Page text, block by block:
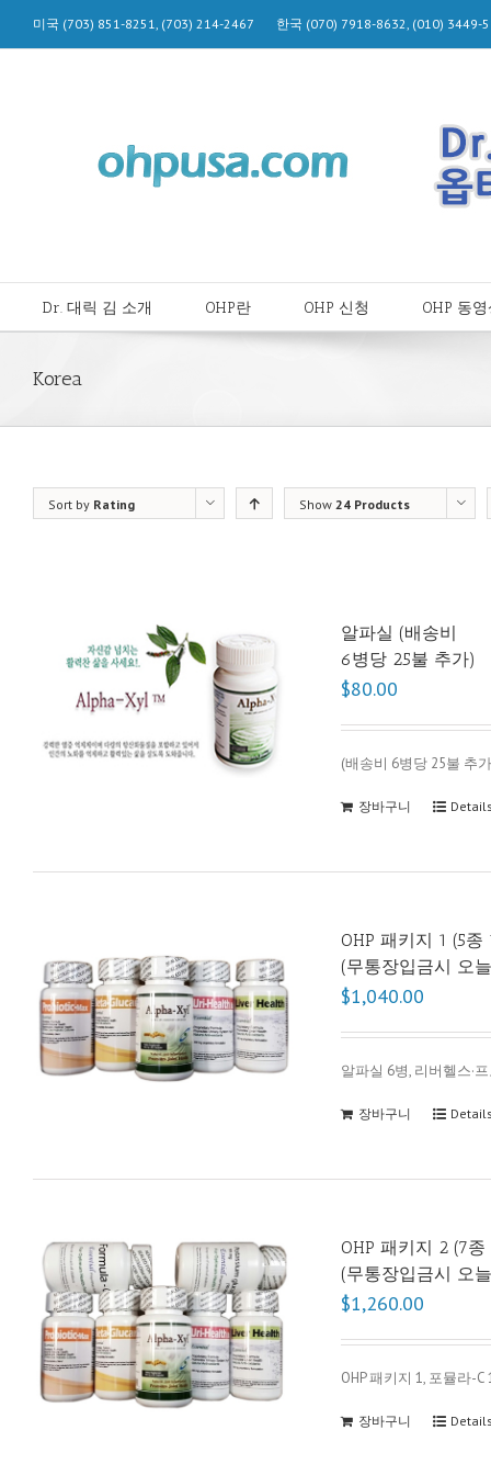
미국 (703) 851-8251, (703) 214-2467 한국 (070) 7918-8632, (010)
Dr. 대릭 김 소개 OHP란 OHP 신청 OHP 동
Korea
Sort by Rating Show 24 Products
알파실 (배송비
6병당 25불 추가)
$80.00
(배송비 6병당 25불 추
장바구니
OHP 패키지 1 (5
(무통장입금시 오
$1,040.00
알파실 6병, 리버헬스·
장바구니
OHP 패키지 2 (7
(무통장입금시 오
$1,260.00
OHP 패키지 1, 포뮬라-
장바구니